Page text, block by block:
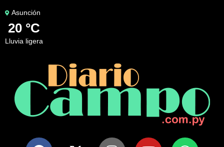
Asunción
20 °C
lluvia ligera